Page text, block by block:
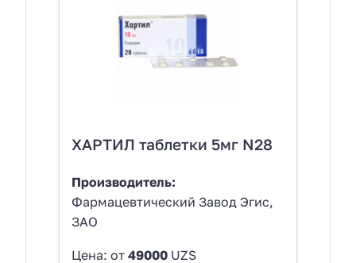
ХАРТИЛ таблетки 5мг N28
Производитель:
Фармацевтический Завод Эгис,
ЗАО
Цена: от 49000 UZS